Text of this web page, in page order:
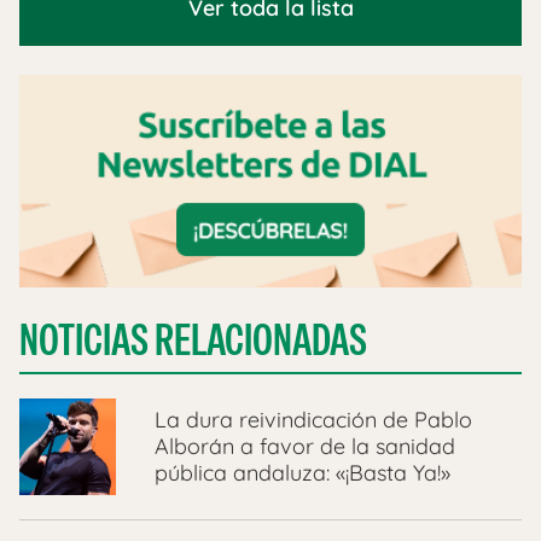
Ver toda la lista
NOTICIAS RELACIONADAS
La dura reivindicación de Pablo
Alborán a favor de la sanidad
pública andaluza: «¡Basta Ya!»